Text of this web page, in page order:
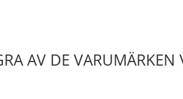
AV DE VARUMÄRKEN